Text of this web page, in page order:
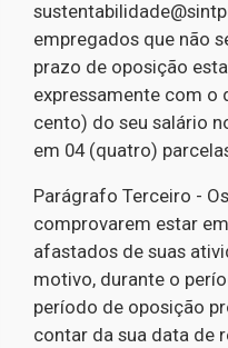
empregados que não
prazo de oposição
expressamente com o
cento) do seu salário
em 04 (quatro)
Parágrafo Terceiro -
comprovarem estar
afastados de suas
motivo, durante o
período de oposição
contar da sua data de